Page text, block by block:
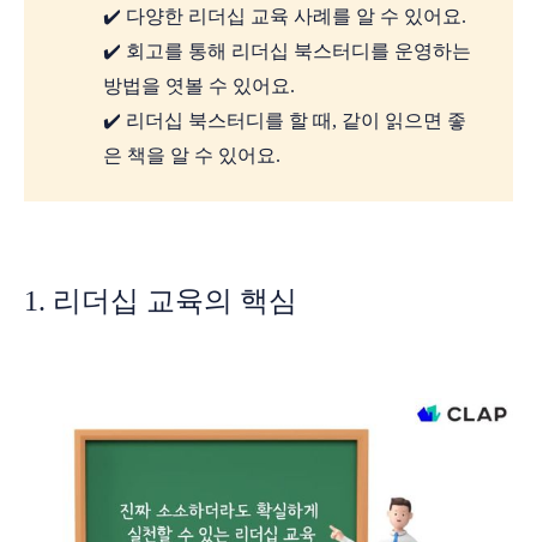
✔️ 다양한 리더십 교육 사례를 알 수 있어요.
✔️ 회고를 통해 리더십 북스터디를 운영하는
방법을 엿볼 수 있어요.
✔️ 리더십 북스터디를 할 때, 같이 읽으면 좋
은 책을 알 수 있어요.
1. 리더십 교육의 핵심